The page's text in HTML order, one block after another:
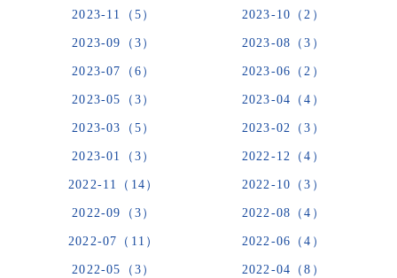
2023-11（5） 2023-10（2）
2023-09（3） 2023-08（3）
2023-07（6） 2023-06（2）
2023-05（3） 2023-04（4）
2023-03（5） 2023-02（3）
2023-01（3） 2022-12（4）
2022-11（14） 2022-10（3）
2022-09（3） 2022-08（4）
2022-07（11） 2022-06（4）
2022-05（3） 2022-04（8）